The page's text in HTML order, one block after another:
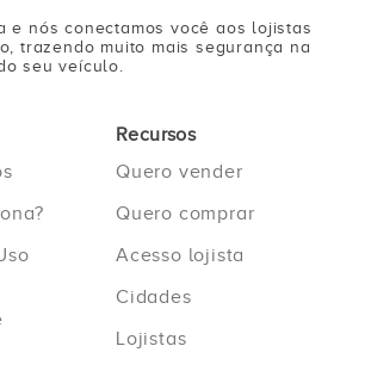
e nós conectamos você aos lojistas
trazendo muito mais segurança na
seu veículo.
Recursos
Quero vender
Quero comprar
Acesso lojista
Cidades
Lojistas